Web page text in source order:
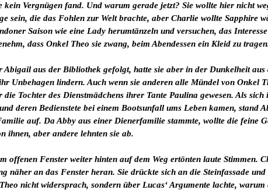
kein Vergnügen fand. Und warum gerade jetzt? Sie wollte hier nicht
sein, die das Fohlen zur Welt brachte, aber Charlie wollte Sapphire
Saison wie eine Lady herumtänzeln und versuchen, das
dass Onkel Theo sie zwang, beim Abendessen ein Kleid zu
Abigail aus der Bibliothek gefolgt, hatte sie aber in der Dunkelheit
Unbehagen lindern. Auch wenn sie anderen alle Mündel von Onkel
die Tochter des Dienstmädchens ihrer Tante Paulina gewesen. Als
deren Bedienstete bei einem Bootsunfall ums Leben kamen,
auf. Da Abby aus einer Dienerfamilie stammte, wollte die feine
ihnen, aber andere lehnten sie ab.
offenen Fenster weiter hinten auf dem Weg ertönten laute
näher an das Fenster heran. Sie drückte sich an die Steinfassade
nicht widersprach, sondern über Lucas‘ Argumente lachte,